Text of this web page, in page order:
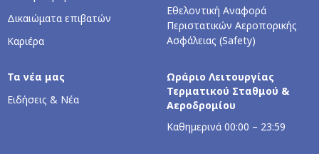
Δικαιώματα επιβατών
Καριέρα
Εθελοντική Αναφορά
Περιστατικών Αεροπορικής
Ασφάλειας (Safety)
Τα νέα μας
Ειδήσεις & Νέα
Ωράριο Λειτουργίας
Τερματικού Σταθμού &
Αεροδρομίου
Kαθημερινά 00:00 – 23:59